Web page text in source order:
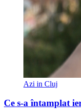
Azi in Cluj
Ce s-a întamplat